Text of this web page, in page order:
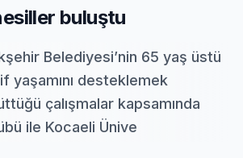
buluştu
Belediyesi’nin 65 yaş üstü
yaşamını desteklemek
çalışmalar kapsamında
ile Kocaeli Ünive